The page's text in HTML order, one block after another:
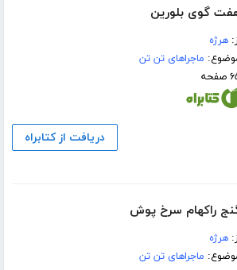
گوی بلورین
هرژه
ماجراهای تن تن
دریافت از کتابراه
راکهام سرخ پوش
هرژه
ماجراهای تن تن